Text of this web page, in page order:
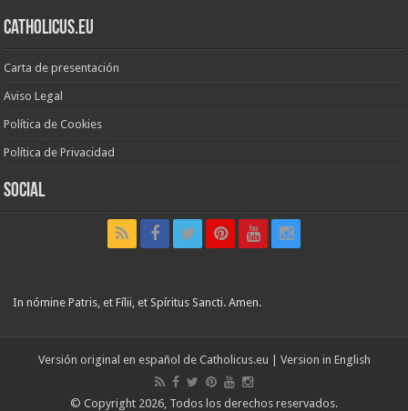
Catholicus.eu
Carta de presentación
Aviso Legal
Política de Cookies
Política de Privacidad
Social
In nómine Patris, et Fílii, et Spíritus Sancti. Amen.
Versión original en español de Catholicus.eu | Version in English
© Copyright 2026, Todos los derechos reservados.